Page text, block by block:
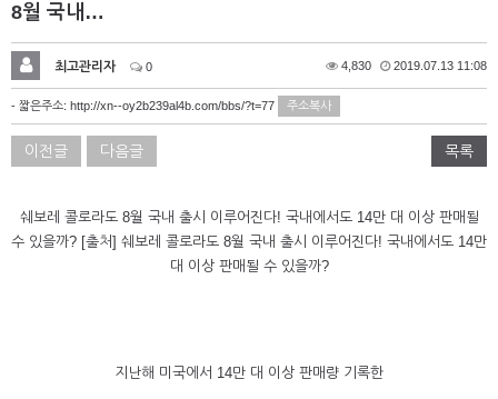
8월 국내…
최고관리자 0 4,830 2019.07.13 11:08
- 짧은주소: http://xn--oy2b239al4b.com/bbs/?t=77 주소복사
이전글 다음글 목록
쉐보레 콜로라도 8월 국내 출시 이루어진다! 국내에서도 14만 대 이상 판매될
수 있을까? [출처] 쉐보레 콜로라도 8월 국내 출시 이루어진다! 국내에서도 14만
대 이상 판매될 수 있을까?
지난해 미국에서 14만 대 이상 판매량 기록한